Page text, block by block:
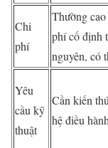
Chi
phí
Thường
phí cố định
nguyên, có
Yêu
cầu kỹ
thuật
Cần kiến
hệ điều